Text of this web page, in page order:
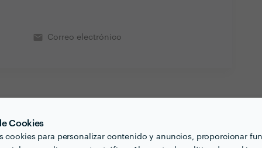
Cookies
cookies para personalizar contenido y anuncios, proporcionar
email Correo electrónico